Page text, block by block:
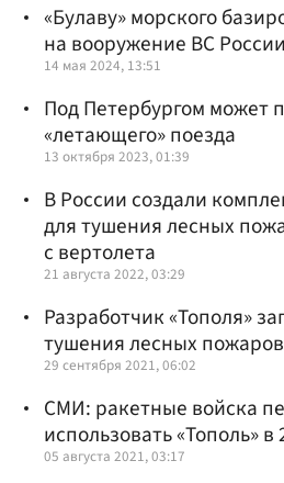
«Булаву» морского
на вооружение ВС России
14 мая 2024, 13:51
Под Петербургом может
«летающего» поезда
13 октября 2023, 01:39
В России создали
для тушения лесных
с вертолета
21 августа 2022, 03:29
Разработчик «Тополя»
тушения лесных пожаров
29 сентября 2021, 06:02
СМИ: ракетные войска
использовать «Тополь» в
05 августа 2021, 03:17